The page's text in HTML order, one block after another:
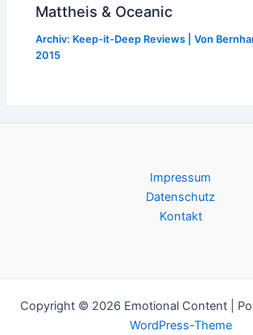
Mattheis & Oceanic
Archiv: Keep-it-Deep Reviews | Von
2015
Impressum
Datenschutz
Kontakt
Copyright © 2026 Emotional Content |
WordPress-Theme